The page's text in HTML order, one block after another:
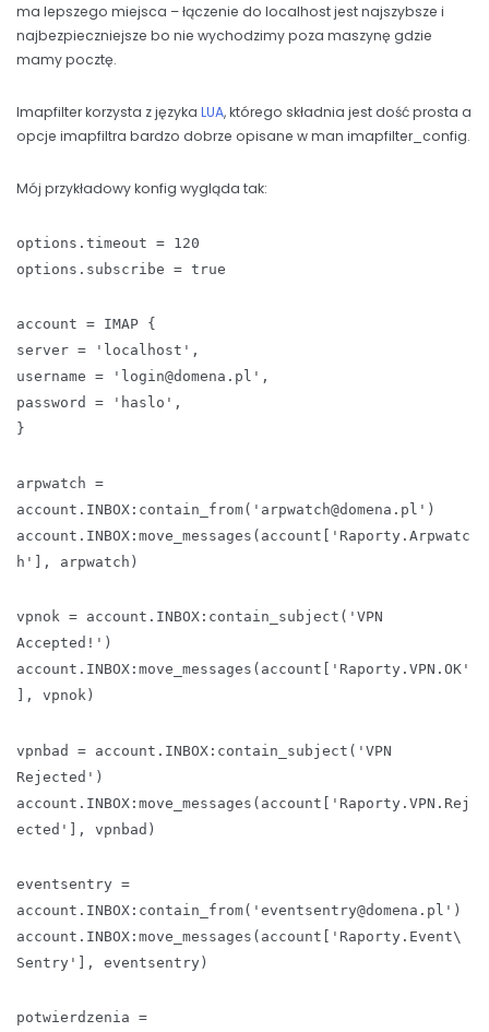
ma lepszego miejsca – łączenie do localhost jest najszybsze i
najbezpieczniejsze bo nie wychodzimy poza maszynę gdzie
mamy pocztę.
Imapfilter korzysta z języka LUA, którego składnia jest dość prosta a
opcje imapfiltra bardzo dobrze opisane w man imapfilter_config.
Mój przykładowy konfig wygląda tak:
options.timeout = 120
options.subscribe = true
account = IMAP {
server = 'localhost',
username = 'login@domena.pl',
password = 'haslo',
}
arpwatch =
account.INBOX:contain_from('arpwatch@domena.pl')
account.INBOX:move_messages(account['Raporty.Arpwatc
h'], arpwatch)
vpnok = account.INBOX:contain_subject('VPN
Accepted!')
account.INBOX:move_messages(account['Raporty.VPN.OK'
], vpnok)
vpnbad = account.INBOX:contain_subject('VPN
Rejected')
account.INBOX:move_messages(account['Raporty.VPN.Rej
ected'], vpnbad)
eventsentry =
account.INBOX:contain_from('eventsentry@domena.pl')
account.INBOX:move_messages(account['Raporty.Event\
Sentry'], eventsentry)
potwierdzenia =